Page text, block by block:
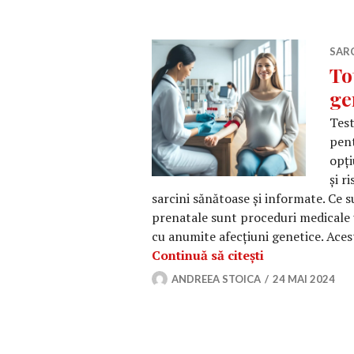
și
sarcini sănătoase și informate. Ce
prenatale sunt proceduri
cu anumite afecțiuni genetice.
Continuă să citești
ANDREEA STOICA 24 MAI 2024